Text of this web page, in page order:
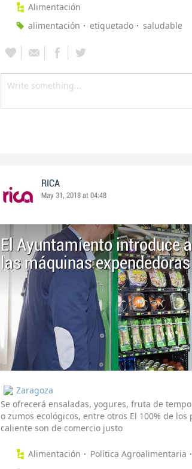
Alimentación
alimentación
etiquetado saludable
RICA
May 31, 2018 at 04:48
El Ayuntamiento introduce
las máquinas expendedoras
Zaragoza
Se ofrecerá ensaladas, yogures, fruta de
o zumos ecológicos, entre otros El 100% de
caliente son de comercio justo
Alimentación Política Agroalimentaria